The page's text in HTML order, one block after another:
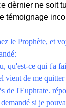
dèrnier ne soit
témoignage
le Prophète, et
qu'est-ce qui t'a
vient de me
de l'Euphrate.
si je